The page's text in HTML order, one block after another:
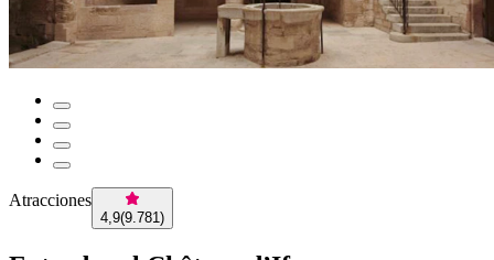
Atracciones
4,9(9.781)